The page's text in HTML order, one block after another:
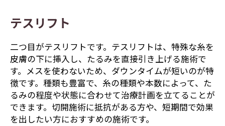
テスリフト
二つ目がテスリフトです。テスリフトは、特殊な糸を
皮膚の下に挿入し、たるみを直接引き上げる施術で
す。メスを使わないため、ダウンタイムが短いのが特
徴です。種類も豊富で、糸の種類や本数によって、た
るみの程度や状態に合わせて治療計画を立てることが
できます。切開施術に抵抗がある方や、短期間で効果
を出したい方におすすめの施術です。